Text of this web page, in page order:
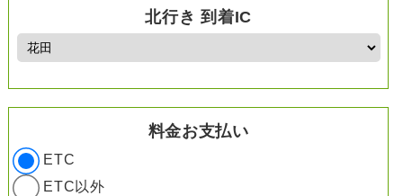
北行き 到着IC
料金お支払い
ETC
ETC以外